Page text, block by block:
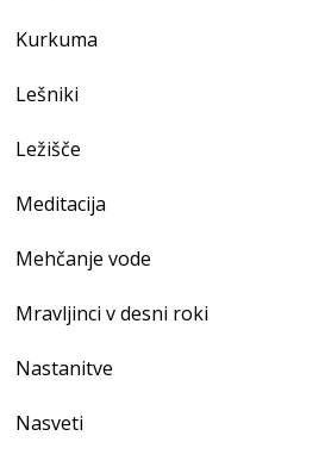
Kurkuma
Lešniki
Ležišče
Meditacija
Mehčanje vode
Mravljinci v desni roki
Nastanitve
Nasveti